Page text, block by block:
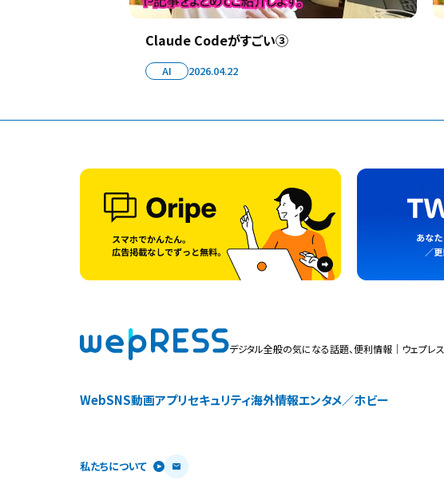
Claude Codeがすごい③
AI 2026.04.22
デジタル全般の気になる話題、便利情報｜ウェプレス
WebSNS動画アプリセキュリティ海外情報エンタメ／ホビー
私たちについて